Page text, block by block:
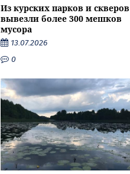
Из курских парков и скверов
вывезли более 300 мешков
мусора
13.07.2026
0